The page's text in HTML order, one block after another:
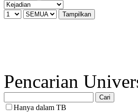
Pencarian
Hanya dalam TB